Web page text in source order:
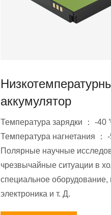
аккумулятор
Температура зарядки ： -40
Температура нагнетания
Полярные научные
чрезвычайные ситуации в
специальное оборудование,
электроника и т. Д.